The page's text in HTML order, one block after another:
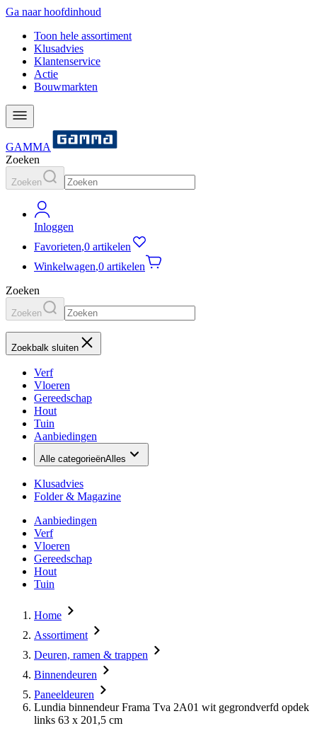
Ga naar hoofdinhoud
Toon hele assortiment
Klusadvies
Klantenservice
Actie
Bouwmarkten
GAMMA
Zoeken
Zoeken
Inloggen
Favorieten,0 artikelen
Winkelwagen,0 artikelen
Zoeken
Zoeken
Zoekbalk sluiten
Verf
Vloeren
Gereedschap
Hout
Tuin
Aanbiedingen
Alle categorieënAlles
Klusadvies
Folder & Magazine
Aanbiedingen
Verf
Vloeren
Gereedschap
Hout
Tuin
Home
Assortiment
Deuren, ramen & trappen
Binnendeuren
Paneeldeuren
Lundia binnendeur Frama Tva 2A01 wit gegrondverfd opdek
links 63 x 201,5 cm